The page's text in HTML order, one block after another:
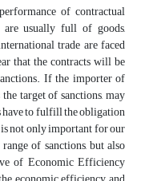
of contractual
are usually full of goods,
trade are faced
that the contracts will be
If the importer of
target of sanctions, may
have to fulfill the obligation
not only important for our
of sanctions, but also
of Economic Efficiency